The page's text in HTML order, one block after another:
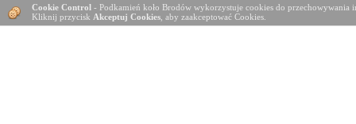
Cookie Control - Podkamień koło Brodów wykorzystuje cookies do
Kliknij przycisk Akceptuj Cookies , aby zaakceptować Cookies.